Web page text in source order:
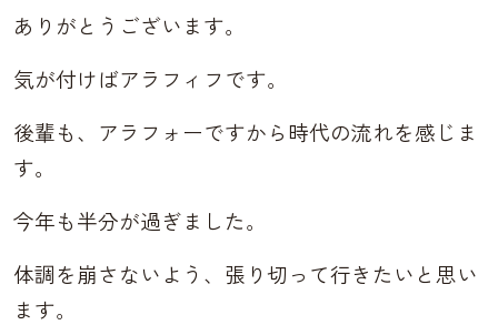
ありがとうございます。
気が付けばアラフィフです。
後輩も、アラフォーですから時代の流れを感じま
す。
今年も半分が過ぎました。
体調を崩さないよう、張り切って行きたいと思い
ます。